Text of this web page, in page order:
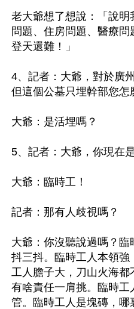
老大爺想了想說：「說
問題、住房問題、醫療
登天還難！」
4、記者：大爺，對於廣
但這個公墓只埋幹部您怎
大爺：是活埋嗎？
5、記者：大爺，你現在
大爺：臨時工！
記者：那有人歧視嗎？
大爺：你沒聽說過嗎？
抖三抖。臨時工人本領
工人膽子大，刀山火海都
有啥責任一肩挑。臨時
管。臨時工人是塊磚，